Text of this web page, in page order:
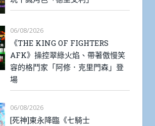
06/08/2026
《THE KING OF FIGHTERS
AFK》操控翠綠火焰、帶著傲慢笑
容的格鬥家「阿修．克里門森」登
場
06/08/2026
[死神]東永降臨《七騎士